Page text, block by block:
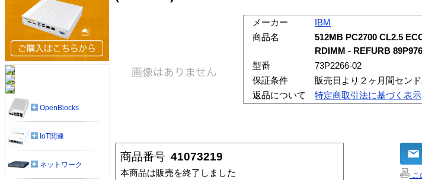
メーカー
IBM
商品名
512MB PC2700 CL2.5
RDIMM - REFURB
型番
73P2266-02
保証条件
販売日より２ヶ月間セン
返品について
特定商取引法に基づく表示
商品番号 41073219
本商品は販売を終了しました
こ
OpenBlocks
IoT関連
ネットワーク